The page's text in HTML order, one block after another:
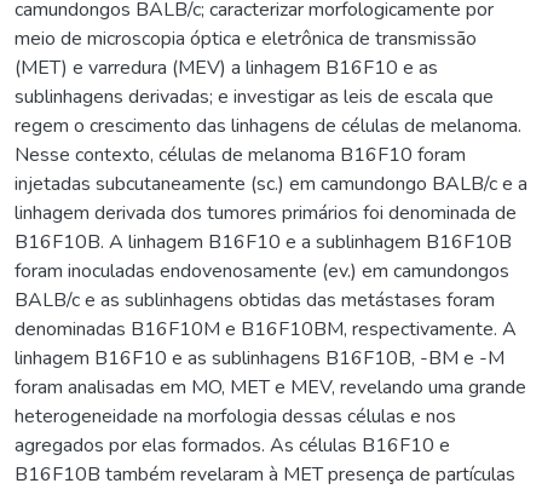
camundongos BALB/c; caracterizar morfologicamente por
meio de microscopia óptica e eletrônica de transmissão
(MET) e varredura (MEV) a linhagem B16F10 e as
sublinhagens derivadas; e investigar as leis de escala que
regem o crescimento das linhagens de células de melanoma.
Nesse contexto, células de melanoma B16F10 foram
injetadas subcutaneamente (sc.) em camundongo BALB/c e a
linhagem derivada dos tumores primários foi denominada de
B16F10B. A linhagem B16F10 e a sublinhagem B16F10B
foram inoculadas endovenosamente (ev.) em camundongos
BALB/c e as sublinhagens obtidas das metástases foram
denominadas B16F10M e B16F10BM, respectivamente. A
linhagem B16F10 e as sublinhagens B16F10B, -BM e -M
foram analisadas em MO, MET e MEV, revelando uma grande
heterogeneidade na morfologia dessas células e nos
agregados por elas formados. As células B16F10 e
B16F10B também revelaram à MET presença de partículas